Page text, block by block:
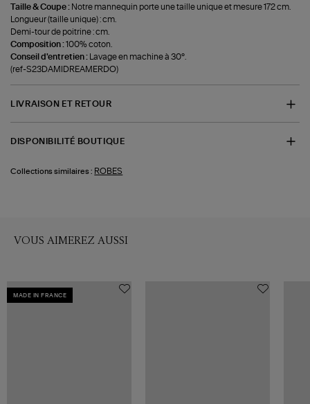
Taille & Coupe : Notre mannequin porte une taille unique et mesure 172 cm.
Longueur (taille unique) : cm.
Demi-tour de poitrine : cm.
Composition :100% coton.
Conseil d'entretien : Lavage en machine à 30°.
(ref-S23DAMIDREAMERDO)
LIVRAISON ET RETOUR
DISPONIBILITÉ BOUTIQUE
Collections similaires : ROBES
VOUS AIMEREZ AUSSI
MADE IN FRANCE